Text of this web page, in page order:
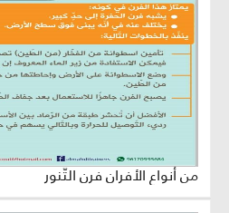
من أنواع الأفران فرن التّنور